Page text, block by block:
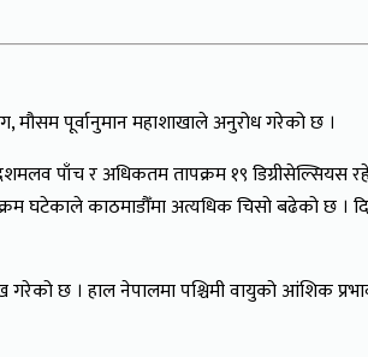
मौसम पूर्वानुमान महाशाखाले अनुरोध गरेको छ ।
पाँच र अधिकतम तापक्रम १९ डिग्रीसेल्सियस
घटेकाले काठमाडौँमा अत्यधिक चिसो बढेको छ ।
छ । हाल नेपालमा पश्चिमी वायुको आंशिक